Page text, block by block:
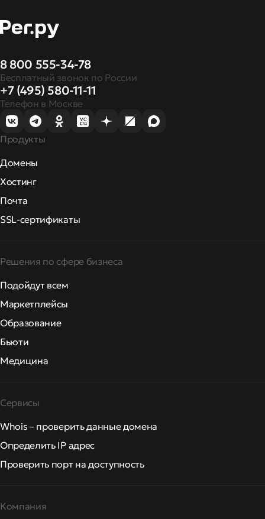
8 800 555-34-78
Бесплатный звонок по России
+7 (495) 580-11-11
Телефон в Москве
Продукты
Домены
Хостинг
Почта
SSL-сертификаты
Решения по сфере бизнеса
Подойдут всем
Маркетплейсы
Образование
Бьюти
Медицина
Сервисы
Whois – проверить данные домена
Определить IP адрес
Проверить порт на доступность
Компания